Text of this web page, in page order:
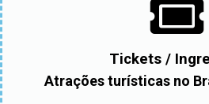
Tickets /
Atrações turísticas no